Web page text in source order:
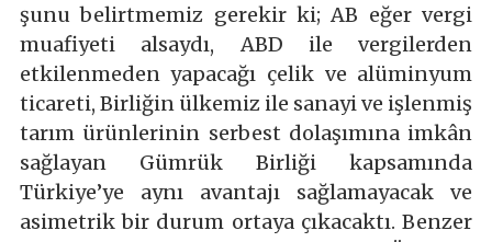
şunu belirtmemiz gerekir ki; AB eğer vergi
muafiyeti alsaydı, ABD ile vergilerden
etkilenmeden yapacağı çelik ve alüminyum
ticareti, Birliğin ülkemiz ile sanayi ve işlenmiş
tarım ürünlerinin serbest dolaşımına imkân
sağlayan Gümrük Birliği kapsamında
Türkiye’ye aynı avantajı sağlamayacak ve
asimetrik bir durum ortaya çıkacaktı. Benzer